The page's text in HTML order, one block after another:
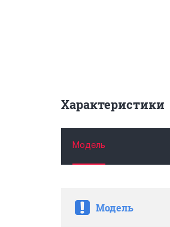
Характеристики
Модель
Модель